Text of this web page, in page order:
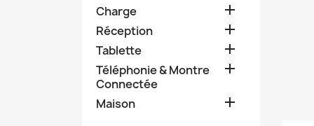
Charge 
Réception 
Tablette 
Téléphonie & Montre
Connectée

Maison 